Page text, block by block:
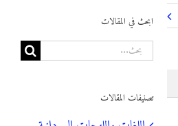
ابحث في المقالات
البحث
عن:
تصنيفات المقالات